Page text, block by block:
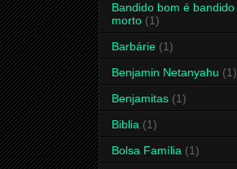
Bandido bom é bandido
morto (1)
Barbárie (1)
Benjamin Netanyahu (1)
Benjamitas (1)
Biblia (1)
Bolsa Família (1)